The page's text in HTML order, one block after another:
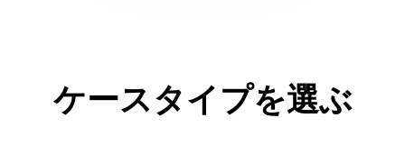
ケースタイプを選ぶ